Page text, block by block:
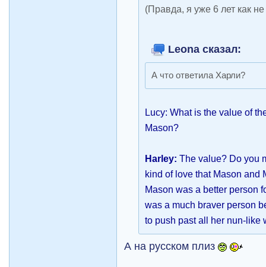
(Правда, я уже 6 лет как
Leona сказал:
А что ответила Харли?
Lucy: What is the value of
Mason?
Harley:The value? Do you
kind of love that Mason and
Mason was a better person
was a much braver person
to push past all her nun-like
А на русском плиз